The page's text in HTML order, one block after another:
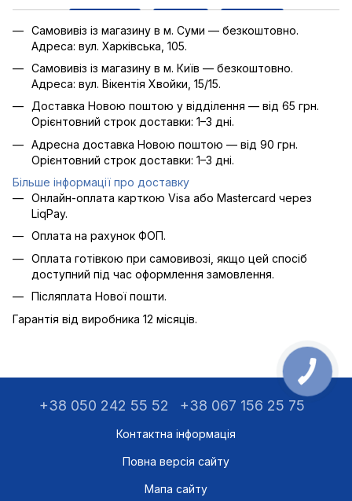
Самовивіз із магазину в м. Суми — безкоштовно.
Адреса: вул. Харківська, 105.
Самовивіз із магазину в м. Київ — безкоштовно.
Адреса: вул. Вікентія Хвойки, 15/15.
Доставка Новою поштою у відділення — від 65 грн.
Орієнтовний строк доставки: 1–3 дні.
Адресна доставка Новою поштою — від 90 грн.
Орієнтовний строк доставки: 1–3 дні.
Більше інформації про доставку
Онлайн-оплата карткою Visa або Mastercard через
LiqPay.
Оплата на рахунок ФОП.
Оплата готівкою при самовивозі, якщо цей спосіб
доступний під час оформлення замовлення.
Післяплата Нової пошти.
Гарантія від виробника 12 місяців.
+38 050 242 55 52 +38 067 156 25 75
Контактна інформація
Повна версія сайту
Мапа сайту